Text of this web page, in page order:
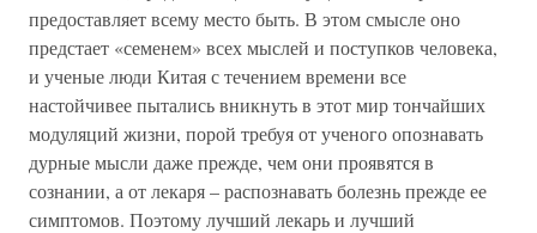
предоставляет всему место быть. В этом смысле оно
предстает «семенем» всех мыслей и поступков человека,
и ученые люди Китая с течением времени все
настойчивее пытались вникнуть в этот мир тончайших
модуляций жизни, порой требуя от ученого опознавать
дурные мысли даже прежде, чем они проявятся в
сознании, а от лекаря – распознавать болезнь прежде ее
симптомов. Поэтому лучший лекарь и лучший